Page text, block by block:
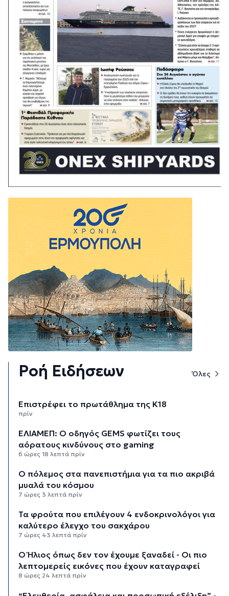
Ροή Ειδήσεων Όλες
Επιστρέφει το πρωτάθλημα της Κ18
πρίν
ΕΛΙΑΜΕΠ: Ο οδηγός GEMS φωτίζει τους
αόρατους κινδύνους στο gaming
6 ώρες 18 λεπτά πρίν
Ο πόλεμος στα πανεπιστήμια για τα πιο ακριβά
μυαλά του κόσμου
7 ώρες 3 λεπτά πρίν
Τα φρούτα που επιλέγουν 4 ενδοκρινολόγοι για
καλύτερο έλεγχο του σακχάρου
7 ώρες 43 λεπτά πρίν
Ο Ήλιος όπως δεν τον έχουμε ξαναδεί - Οι πιο
λεπτομερείς εικόνες που έχουν καταγραφεί
8 ώρες 24 λεπτά πρίν